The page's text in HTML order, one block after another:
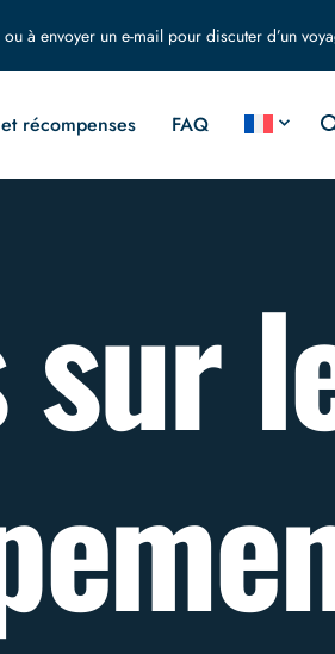
à envoyer un e-mail pour discuter d’un
récompenses FAQ
sur